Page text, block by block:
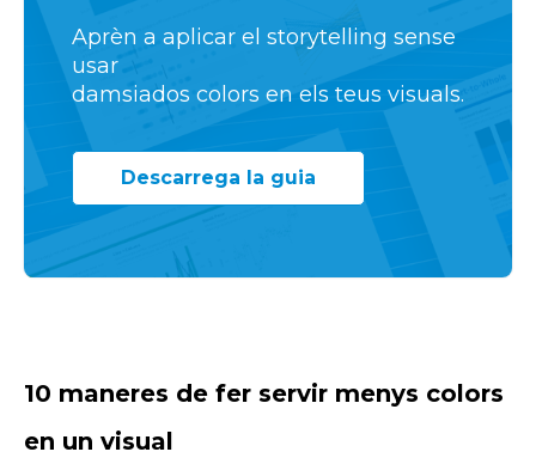
Aprèn a aplicar el storytelling sense
usar
damsiados colors en els teus visuals.
Descarrega la guia
10 maneres de fer servir menys colors
en un visual